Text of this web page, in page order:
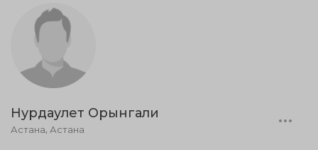
Нурдаулет Орынгали
Астана, Астана